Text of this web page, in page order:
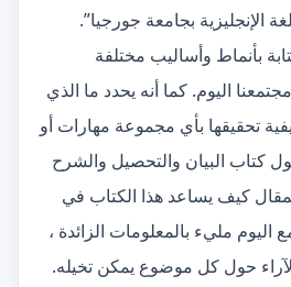
الإنجليزية بجامعة جورجيا”.
بأنماط وأساليب مختلفة
اليوم. كما أنه يحدد ما الذي
تحقيقها بأي مجموعة مهارات أو
كتاب البيان والتحصيل والشرح
كيف يساعد هذا الكتاب في
اليوم مليء بالمعلومات الزائدة ،
حول كل موضوع يمكن تخيله.